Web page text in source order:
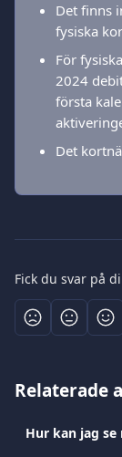
Det finns
fysiska
För
2024
första
Det
Fick du svar på
Relaterade
Hur kan jag